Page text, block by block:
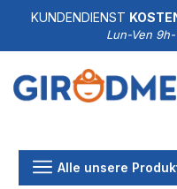
KUNDENDIENST
Lun-Ven 9h-
Alle unsere